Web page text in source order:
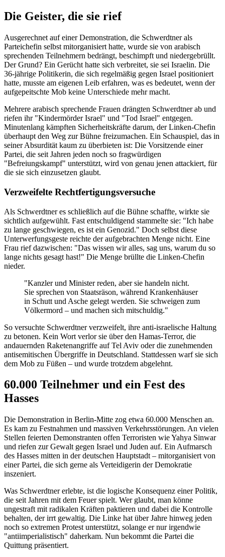
Die Geister, die sie rief
Ausgerechnet auf einer Demonstration, die Schwerdtner als
Parteichefin selbst mitorganisiert hatte, wurde sie von arabisch
sprechenden Teilnehmern bedrängt, beschimpft und niedergebrüllt.
Der Grund? Ein Gerücht hatte sich verbreitet, sie sei Israelin. Die
36-jährige Politikerin, die sich regelmäßig gegen Israel positioniert
hatte, musste am eigenen Leib erfahren, was es bedeutet, wenn der
aufgepeitschte Mob keine Unterschiede mehr macht.
Mehrere arabisch sprechende Frauen drängten Schwerdtner ab und
riefen ihr "Kindermörder Israel" und "Tod Israel" entgegen.
Minutenlang kämpften Sicherheitskräfte darum, der Linken-Chefin
überhaupt den Weg zur Bühne freizumachen. Ein Schauspiel, das in
seiner Absurdität kaum zu überbieten ist: Die Vorsitzende einer
Partei, die seit Jahren jeden noch so fragwürdigen
"Befreiungskampf" unterstützt, wird von genau jenen attackiert, für
die sie sich einzusetzen glaubt.
Verzweifelte Rechtfertigungsversuche
Als Schwerdtner es schließlich auf die Bühne schaffte, wirkte sie
sichtlich aufgewühlt. Fast entschuldigend stammelte sie: "Ich habe
zu lange geschwiegen, es ist ein Genozid." Doch selbst diese
Unterwerfungsgeste reichte der aufgebrachten Menge nicht. Eine
Frau rief dazwischen: "Das wissen wir alles, sag uns, warum du so
lange nichts gesagt hast!" Die Menge brüllte die Linken-Chefin
nieder.
"Kanzler und Minister reden, aber sie handeln nicht.
Sie sprechen von Staatsräson, während Krankenhäuser
in Schutt und Asche gelegt werden. Sie schweigen zum
Völkermord – und machen sich mitschuldig."
So versuchte Schwerdtner verzweifelt, ihre anti-israelische Haltung
zu betonen. Kein Wort verlor sie über den Hamas-Terror, die
andauernden Raketenangriffe auf Tel Aviv oder die zunehmenden
antisemitischen Übergriffe in Deutschland. Stattdessen warf sie sich
dem Mob zu Füßen – und wurde trotzdem abgelehnt.
60.000 Teilnehmer und ein Fest des
Hasses
Die Demonstration in Berlin-Mitte zog etwa 60.000 Menschen an.
Es kam zu Festnahmen und massiven Verkehrsstörungen. An vielen
Stellen feierten Demonstranten offen Terroristen wie Yahya Sinwar
und riefen zur Gewalt gegen Israel und Juden auf. Ein Aufmarsch
des Hasses mitten in der deutschen Hauptstadt – mitorganisiert von
einer Partei, die sich gerne als Verteidigerin der Demokratie
inszeniert.
Was Schwerdtner erlebte, ist die logische Konsequenz einer Politik,
die seit Jahren mit dem Feuer spielt. Wer glaubt, man könne
ungestraft mit radikalen Kräften paktieren und dabei die Kontrolle
behalten, der irrt gewaltig. Die Linke hat über Jahre hinweg jeden
noch so extremen Protest unterstützt, solange er nur irgendwie
"antiimperialistisch" daherkam. Nun bekommt die Partei die
Quittung präsentiert.